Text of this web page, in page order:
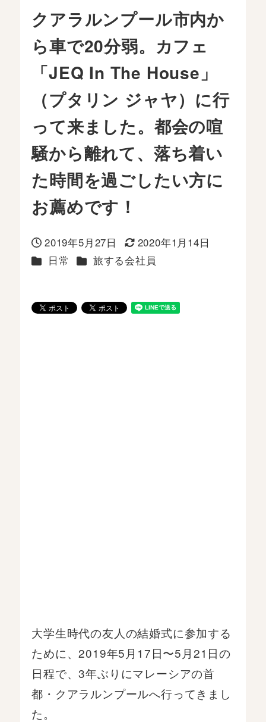
クアラルンプール市内か
ら車で20分弱。カフェ
「JEQ In The House」
（プタリン ジャヤ）に行
って来ました。都会の喧
騒から離れて、落ち着い
た時間を過ごしたい方に
お薦めです！
投稿日
2019年5月27日
更新日
2020年1月14日
カテゴリー
日常 カテゴリー
旅する会社員
大学生時代の友人の結婚式に参加する
ために、2019年5月17日〜5月21日の
日程で、3年ぶりにマレーシアの首
都・クアラルンプールへ行ってきまし
た。